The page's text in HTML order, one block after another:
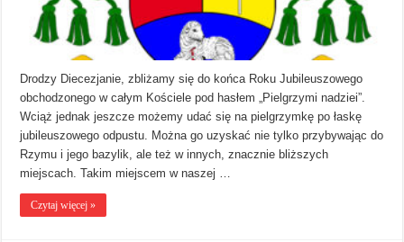
Drodzy Diecezjanie, zbliżamy się do końca Roku Jubileuszowego
obchodzonego w całym Kościele pod hasłem „Pielgrzymi nadziei”.
Wciąż jednak jeszcze możemy udać się na pielgrzymkę po łaskę
jubileuszowego odpustu. Można go uzyskać nie tylko przybywając do
Rzymu i jego bazylik, ale też w innych, znacznie bliższych
miejscach. Takim miejscem w naszej …
Czytaj więcej »